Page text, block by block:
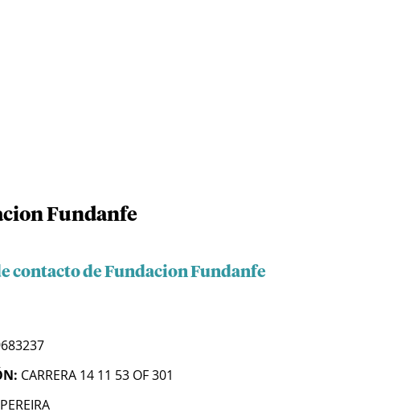
Fundanfe
contacto de Fundacion Fundanfe
CARRERA 14 11 53 OF 301
PEREIRA